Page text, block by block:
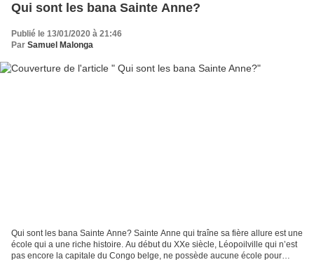
Qui sont les bana Sainte Anne?
Publié le 13/01/2020 à 21:46
Par Samuel Malonga
Qui sont les bana Sainte Anne? Sainte Anne qui traîne sa fière allure est une
école qui a une riche histoire. Au début du XXe siècle, Léopoilville qui n’est
pas encore la capitale du Congo belge, ne possède aucune école pour